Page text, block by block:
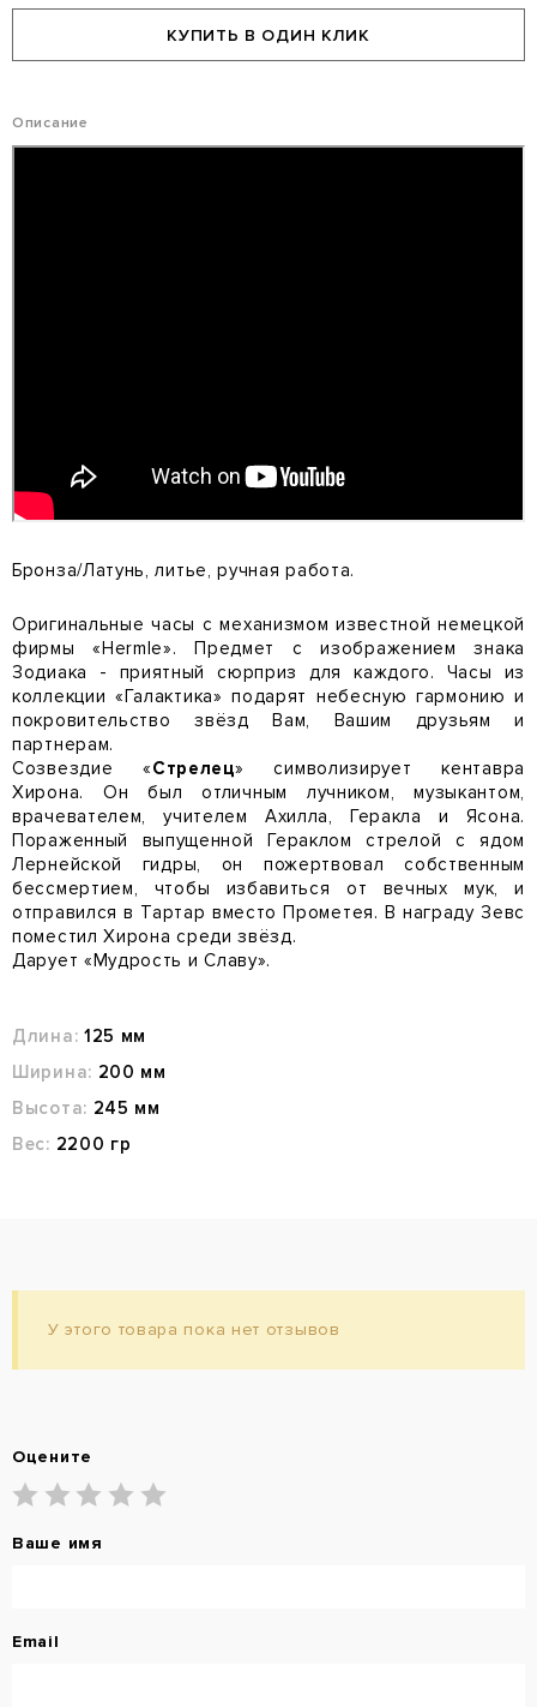
КУПИТЬ В ОДИН КЛИК
Описание
Бронза/Латунь, литье, ручная работа.
Оригинальные часы с механизмом известной немецкой
фирмы «Hermle». Предмет с изображением знака
Зодиака - приятный сюрприз для каждого. Часы из
коллекции «Галактика» подарят небесную гармонию и
покровительство звёзд Вам, Вашим друзьям и
партнерам.
Созвездие «Стрелец» символизирует кентавра
Хирона. Он был отличным лучником, музыкантом,
врачевателем, учителем Ахилла, Геракла и Ясона.
Пораженный выпущенной Гераклом стрелой с ядом
Лернейской гидры, он пожертвовал собственным
бессмертием, чтобы избавиться от вечных мук, и
отправился в Тартар вместо Прометея. В награду Зевс
поместил Хирона среди звёзд.
Дарует «Мудрость и Славу».
Длина: 125 мм
Ширина: 200 мм
Высота: 245 мм
Вес: 2200 гр
У этого товара пока нет отзывов
Оцените
Ваше имя
Email